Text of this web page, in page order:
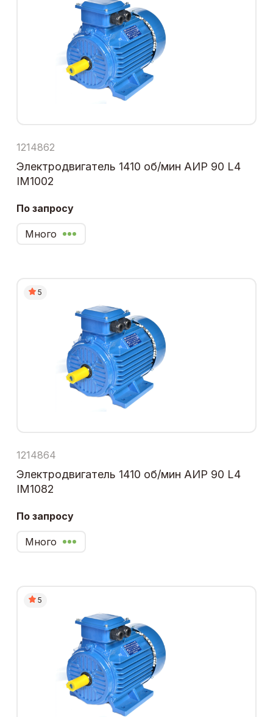
1214862
Электродвигатель 1410 об/мин АИР 90 L4
IM1002
По запросу
Много
5
1214864
Электродвигатель 1410 об/мин АИР 90 L4
IM1082
По запросу
Много
5